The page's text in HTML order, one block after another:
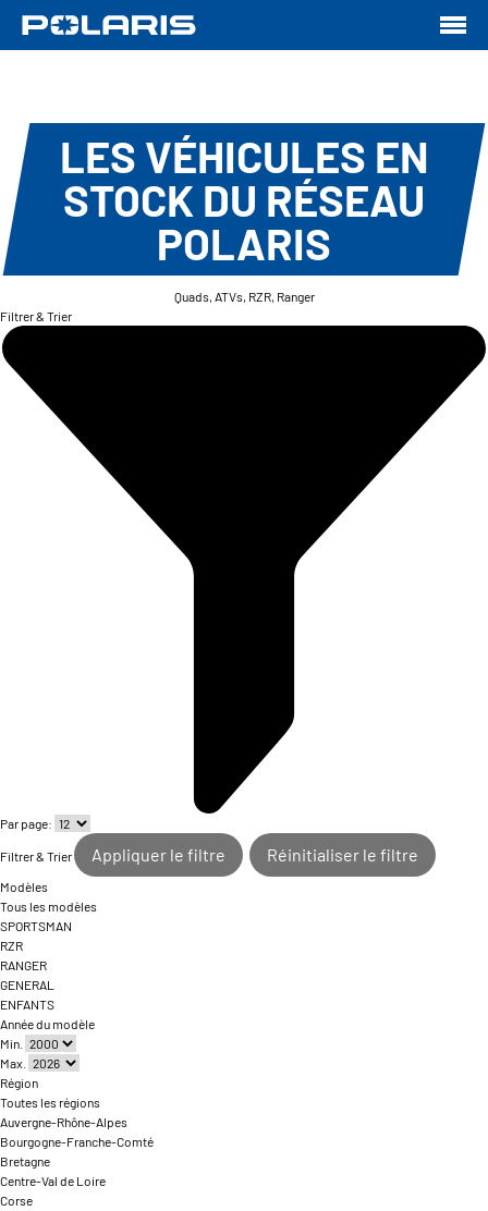
LES VÉHICULES EN
STOCK DU RÉSEAU
POLARIS
Quads, ATVs, RZR, Ranger
Filtrer & Trier
Par page:
Filtrer & Trier Appliquer le filtre Réinitialiser le filtre
Modèles
Tous les modèles
SPORTSMAN
RZR
RANGER
GENERAL
ENFANTS
Année du modèle
Min.
Max.
Région
Toutes les régions
Auvergne-Rhône-Alpes
Bourgogne-Franche-Comté
Bretagne
Centre-Val de Loire
Corse